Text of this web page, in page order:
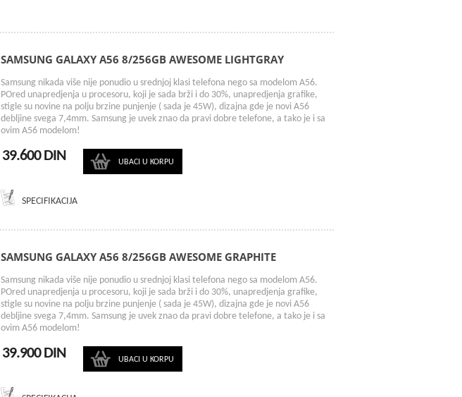
SAMSUNG GALAXY A56 8/256GB AWESOME LIGHTGRAY
Samsung nikada više nije ponudio u srednjoj klasi telefona nego sa modelom A56.
POred unapredjenja u procesoru, koji je sada brži i do 30%, unapredjenja grafike,
stigle su novine na polju brzine punjenje ( sada je 45W), dizajna gde je novi A56
debljine svega 7,4mm. Samsung je uvek znao da pravi dobre telefone, a tako je i sa
ovim A56 modelom!
39.600 DIN UBACI U KORPU
SPECIFIKACIJA
SAMSUNG GALAXY A56 8/256GB AWESOME GRAPHITE
Samsung nikada više nije ponudio u srednjoj klasi telefona nego sa modelom A56.
POred unapredjenja u procesoru, koji je sada brži i do 30%, unapredjenja grafike,
stigle su novine na polju brzine punjenje ( sada je 45W), dizajna gde je novi A56
debljine svega 7,4mm. Samsung je uvek znao da pravi dobre telefone, a tako je i sa
ovim A56 modelom!
39.900 DIN UBACI U KORPU